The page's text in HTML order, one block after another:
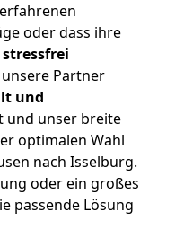
oder dass ihre
Partner
und
und unser breite
optimalen Wahl
nach Isselburg.
oder ein großes
passende Lösung